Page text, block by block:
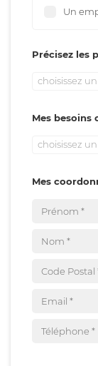
Un
Précisez les
choisissez
Mes besoins
choisissez
Mes